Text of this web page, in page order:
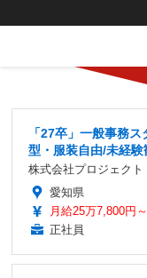
「27卒」一般事務
型・服装自由/未経
株式会社プロジェクト
愛知県
月給25万7,800円
正社員